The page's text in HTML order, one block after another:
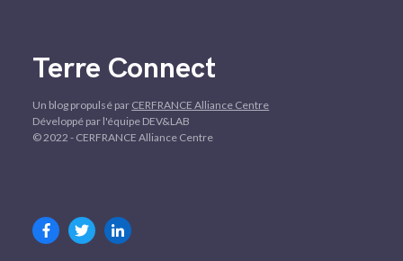
Terre Connect
Un blog propulsé par CERFRANCE Alliance Centre
Développé par l'équipe DEV&LAB
© 2022 - CERFRANCE Alliance Centre